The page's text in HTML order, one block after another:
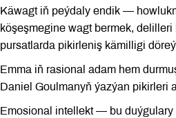
Käwagt iň peýdaly endik —
köşeşmegine wagt bermek,
pursatlarda pikirleniş kämilligi
Emma iň rasional adam hem
Daniel Goulmanyň ýazýan pikirleri
Emosional intellekt — bu duýgulary